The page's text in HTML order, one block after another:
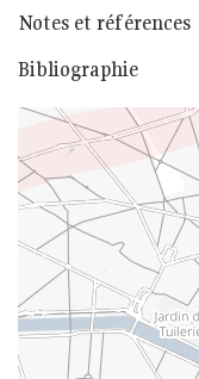
Notes et références
Bibliographie